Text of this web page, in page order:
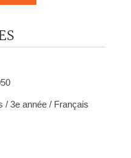
/ 3e année / Français